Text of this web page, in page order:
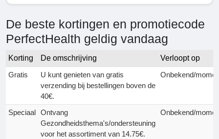
De beste kortingen en promotiecode
PerfectHealth geldig vandaag
Korting De omschrijving
Verloopt op
Gratis
U kunt genieten van gratis
verzending bij bestellingen boven de
40€.
Onbekend/
Speciaal Ontvang
Gezondheidsthema's/ondersteuning
voor het assortiment van 14.75€.
Onbekend/